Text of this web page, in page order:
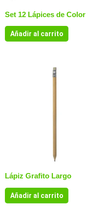
Set 12 Lápices de Color
Añadir al carrito
Lápiz Grafito Largo
Añadir al carrito